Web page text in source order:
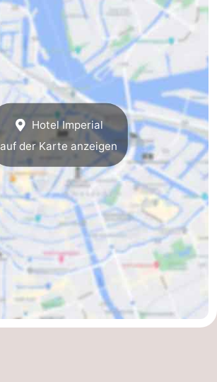
Hotel Imperial
auf der Karte anzeigen